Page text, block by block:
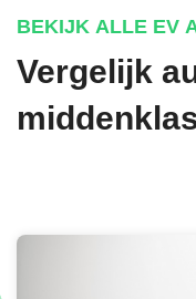
BEKIJK ALLE EV
Vergelijk auto's in het SUV